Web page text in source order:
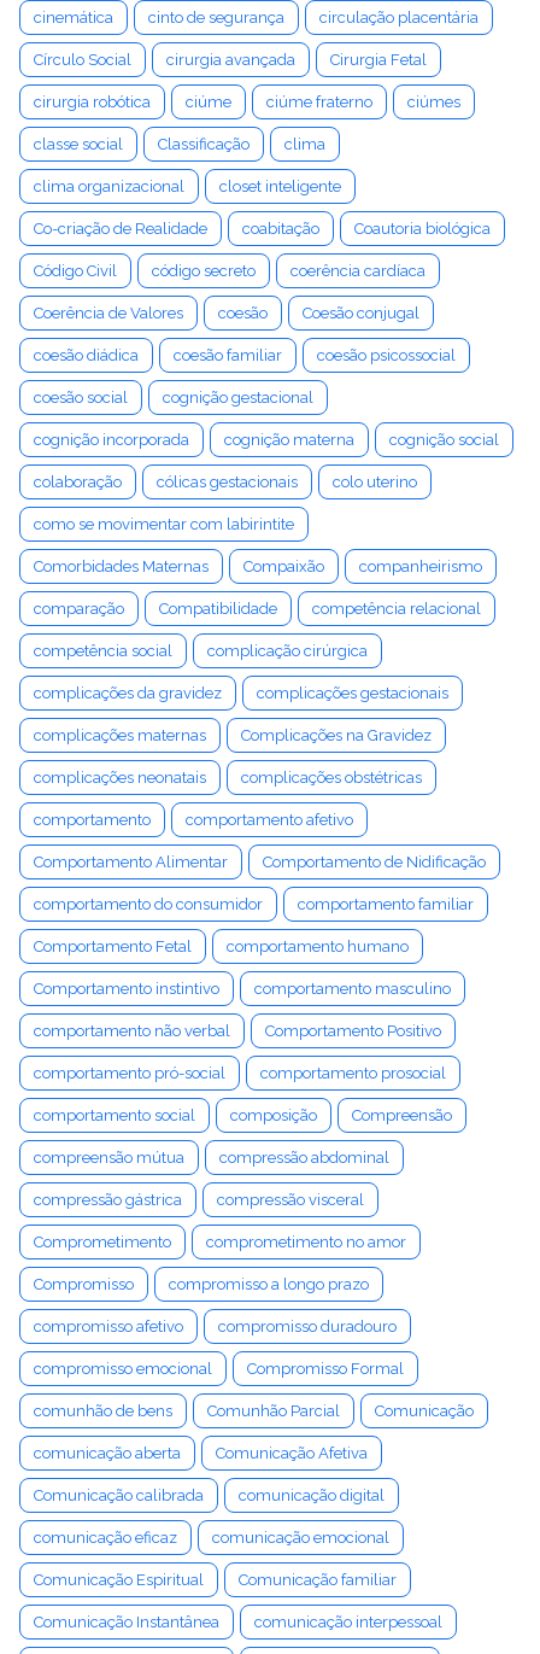
cinemática cinto de segurança circulação placentária
Círculo Social cirurgia avançada Cirurgia Fetal
cirurgia robótica ciúme ciúme fraterno ciúmes
classe social Classificação clima
clima organizacional closet inteligente
Co-criação de Realidade coabitação Coautoria biológica
Código Civil código secreto coerência cardíaca
Coerência de Valores coesão Coesão conjugal
coesão diádica coesão familiar coesão psicossocial
coesão social cognição gestacional
cognição incorporada cognição materna cognição social
colaboração cólicas gestacionais colo uterino
como se movimentar com labirintite
Comorbidades Maternas Compaixão companheirismo
comparação Compatibilidade competência relacional
competência social complicação cirúrgica
complicações da gravidez complicações gestacionais
complicações maternas Complicações na Gravidez
complicações neonatais complicações obstétricas
comportamento comportamento afetivo
Comportamento Alimentar Comportamento de Nidificação
comportamento do consumidor comportamento familiar
Comportamento Fetal comportamento humano
Comportamento instintivo comportamento masculino
comportamento não verbal Comportamento Positivo
comportamento pró-social comportamento prosocial
comportamento social composição Compreensão
compreensão mútua compressão abdominal
compressão gástrica compressão visceral
Comprometimento comprometimento no amor
Compromisso compromisso a longo prazo
compromisso afetivo compromisso duradouro
compromisso emocional Compromisso Formal
comunhão de bens Comunhão Parcial Comunicação
comunicação aberta Comunicação Afetiva
Comunicação calibrada comunicação digital
comunicação eficaz comunicação emocional
Comunicação Espiritual Comunicação familiar
Comunicação Instantânea comunicação interpessoal